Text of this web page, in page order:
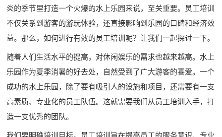
炎的季节里打造一个火爆的水上乐园来说，至关重要。员工培训
不仅关系到游客的游玩体验，还直接影响到乐园的口碑和经济效
益。那么，如何进行有效的员工培训呢？让我们一起探讨一下。
随着人们生活水平的提高，对休闲娱乐的需求也越来越高。水上
乐园作为夏季消暑的好去处，自然受到了广大游客的喜爱。一个
成功的水上乐园，除了要有吸引人的设施和项目，还需要有一支
高素质、专业化的员工队伍。这就需要我们从员工培训入手，打
造一支优秀的团队。